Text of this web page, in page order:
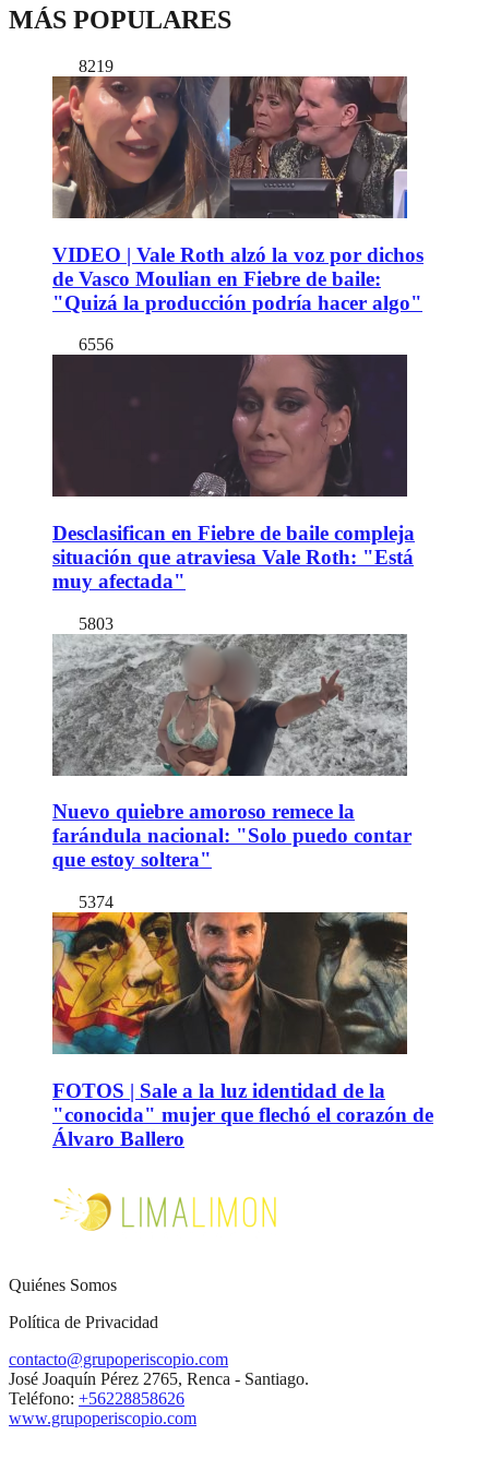
MÁS POPULARES
8219
VIDEO | Vale Roth alzó la voz por dichos
de Vasco Moulian en Fiebre de baile:
"Quizá la producción podría hacer algo"
6556
Desclasifican en Fiebre de baile compleja
situación que atraviesa Vale Roth: "Está
muy afectada"
5803
Nuevo quiebre amoroso remece la
farándula nacional: "Solo puedo contar
que estoy soltera"
5374
FOTOS | Sale a la luz identidad de la
"conocida" mujer que flechó el corazón de
Álvaro Ballero
Quiénes Somos
Política de Privacidad
contacto@grupoperiscopio.com
José Joaquín Pérez 2765, Renca - Santiago.
Teléfono: +56228858626
www.grupoperiscopio.com